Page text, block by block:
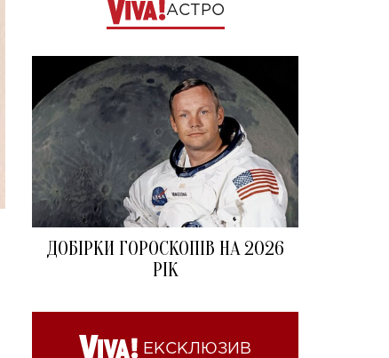
АСТРО
ДОБІРКИ ГОРОСКОПІВ НА 2026
РІК
ЕКСКЛЮЗИВ